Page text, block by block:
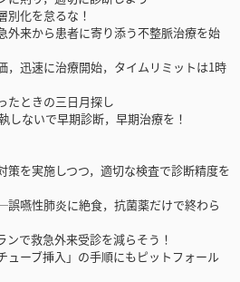
化を怠るな！
来から患者に寄り添う不整脈治療を始
迅速に治療開始，タイムリミットは1時
ときの三日月探し
ないで早期診断，早期治療を！
を実施しつつ，適切な検査で診断精度を
嚥性肺炎に絶食，抗菌薬だけで終わら
で救急外来受診を減らそう！
ーブ挿入」の手順にもピットフォール